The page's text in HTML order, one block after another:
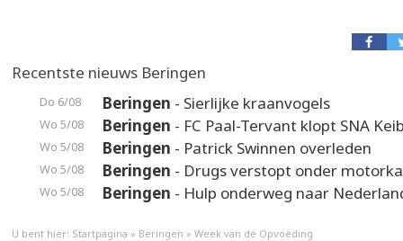
Recentste nieuws Beringen
Do 6/08 Beringen - Sierlijke kraanvogels
Wo 5/08 Beringen - FC Paal-Tervant klopt SNA
Wo 5/08 Beringen - Patrick Swinnen overleden
Wo 5/08 Beringen - Drugs verstopt onder
Wo 5/08 Beringen - Hulp onderweg naar
U bent hier: Startpagina » Beringen » Week van de Opvoeding